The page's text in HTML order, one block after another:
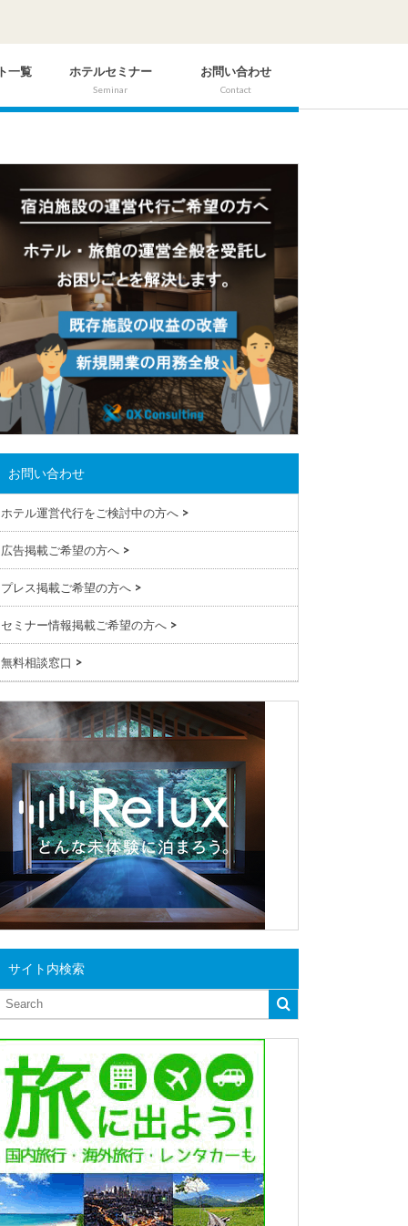
一覧 ホテルセミナー
Seminar
お問い合わせ
Contact
お問い合わせ
ホテル運営代行をご検討中の方へ >
広告掲載ご希望の方へ >
プレス掲載ご希望の方へ >
セミナー情報掲載ご希望の方へ >
無料相談窓口 >
サイト内検索